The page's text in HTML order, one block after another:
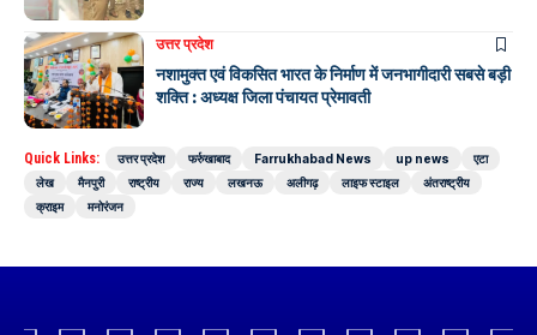
उत्तर प्रदेश
नशामुक्त एवं विकसित भारत के निर्माण में जनभागीदारी सबसे बड़ी
शक्ति : अध्यक्ष जिला पंचायत प्रेमावती
Quick Links: उत्तर प्रदेश फर्रुखाबाद Farrukhabad News up news
एटा
लेख
मैनपुरी राष्ट्रीय राज्य लखनऊ अलीगढ़ लाइफ स्टाइल
अंतराष्ट्रीय
क्राइम
मनोरंजन